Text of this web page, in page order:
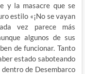
y la masacre que se
estilo «¡No se vayan
vez parece más
algunos de sus
de funcionar. Tanto
estado saboteando
de Desembarco